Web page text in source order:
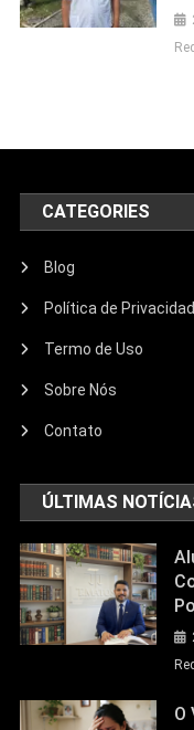
CATEGORIES
Blog
Política de
Termo de Uso
Sobre Nós
Contato
ÚLTIMAS
O